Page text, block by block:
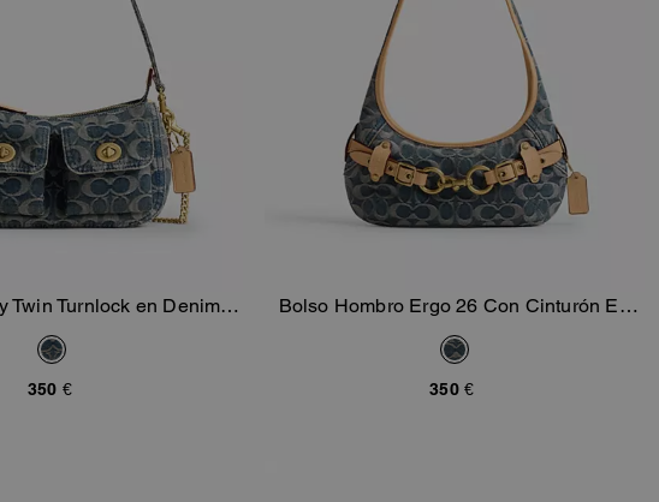
A La Cesta
Twin Turnlock en Denim
Signature
350 €
Añadir A La Cesta
Bolso Hombro Ergo 26 Con Cinturón En
Denim Regenerativo Signature
350 €